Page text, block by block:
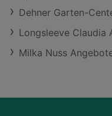
Dehner Garten-
Longsleeve Claudia
Milka Nuss